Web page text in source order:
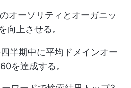
オーソリティとオーガニッ
向上させる。
半期中に平均ドメインオー
を達成する。